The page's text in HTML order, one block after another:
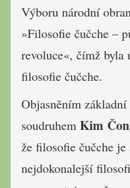
Výboru národní
»Filosofie čučche –
revoluce«, čímž byla
filosofie čučche.
Objasněním
soudruhem Kim
že filosofie čučche je
nejdokonalejší